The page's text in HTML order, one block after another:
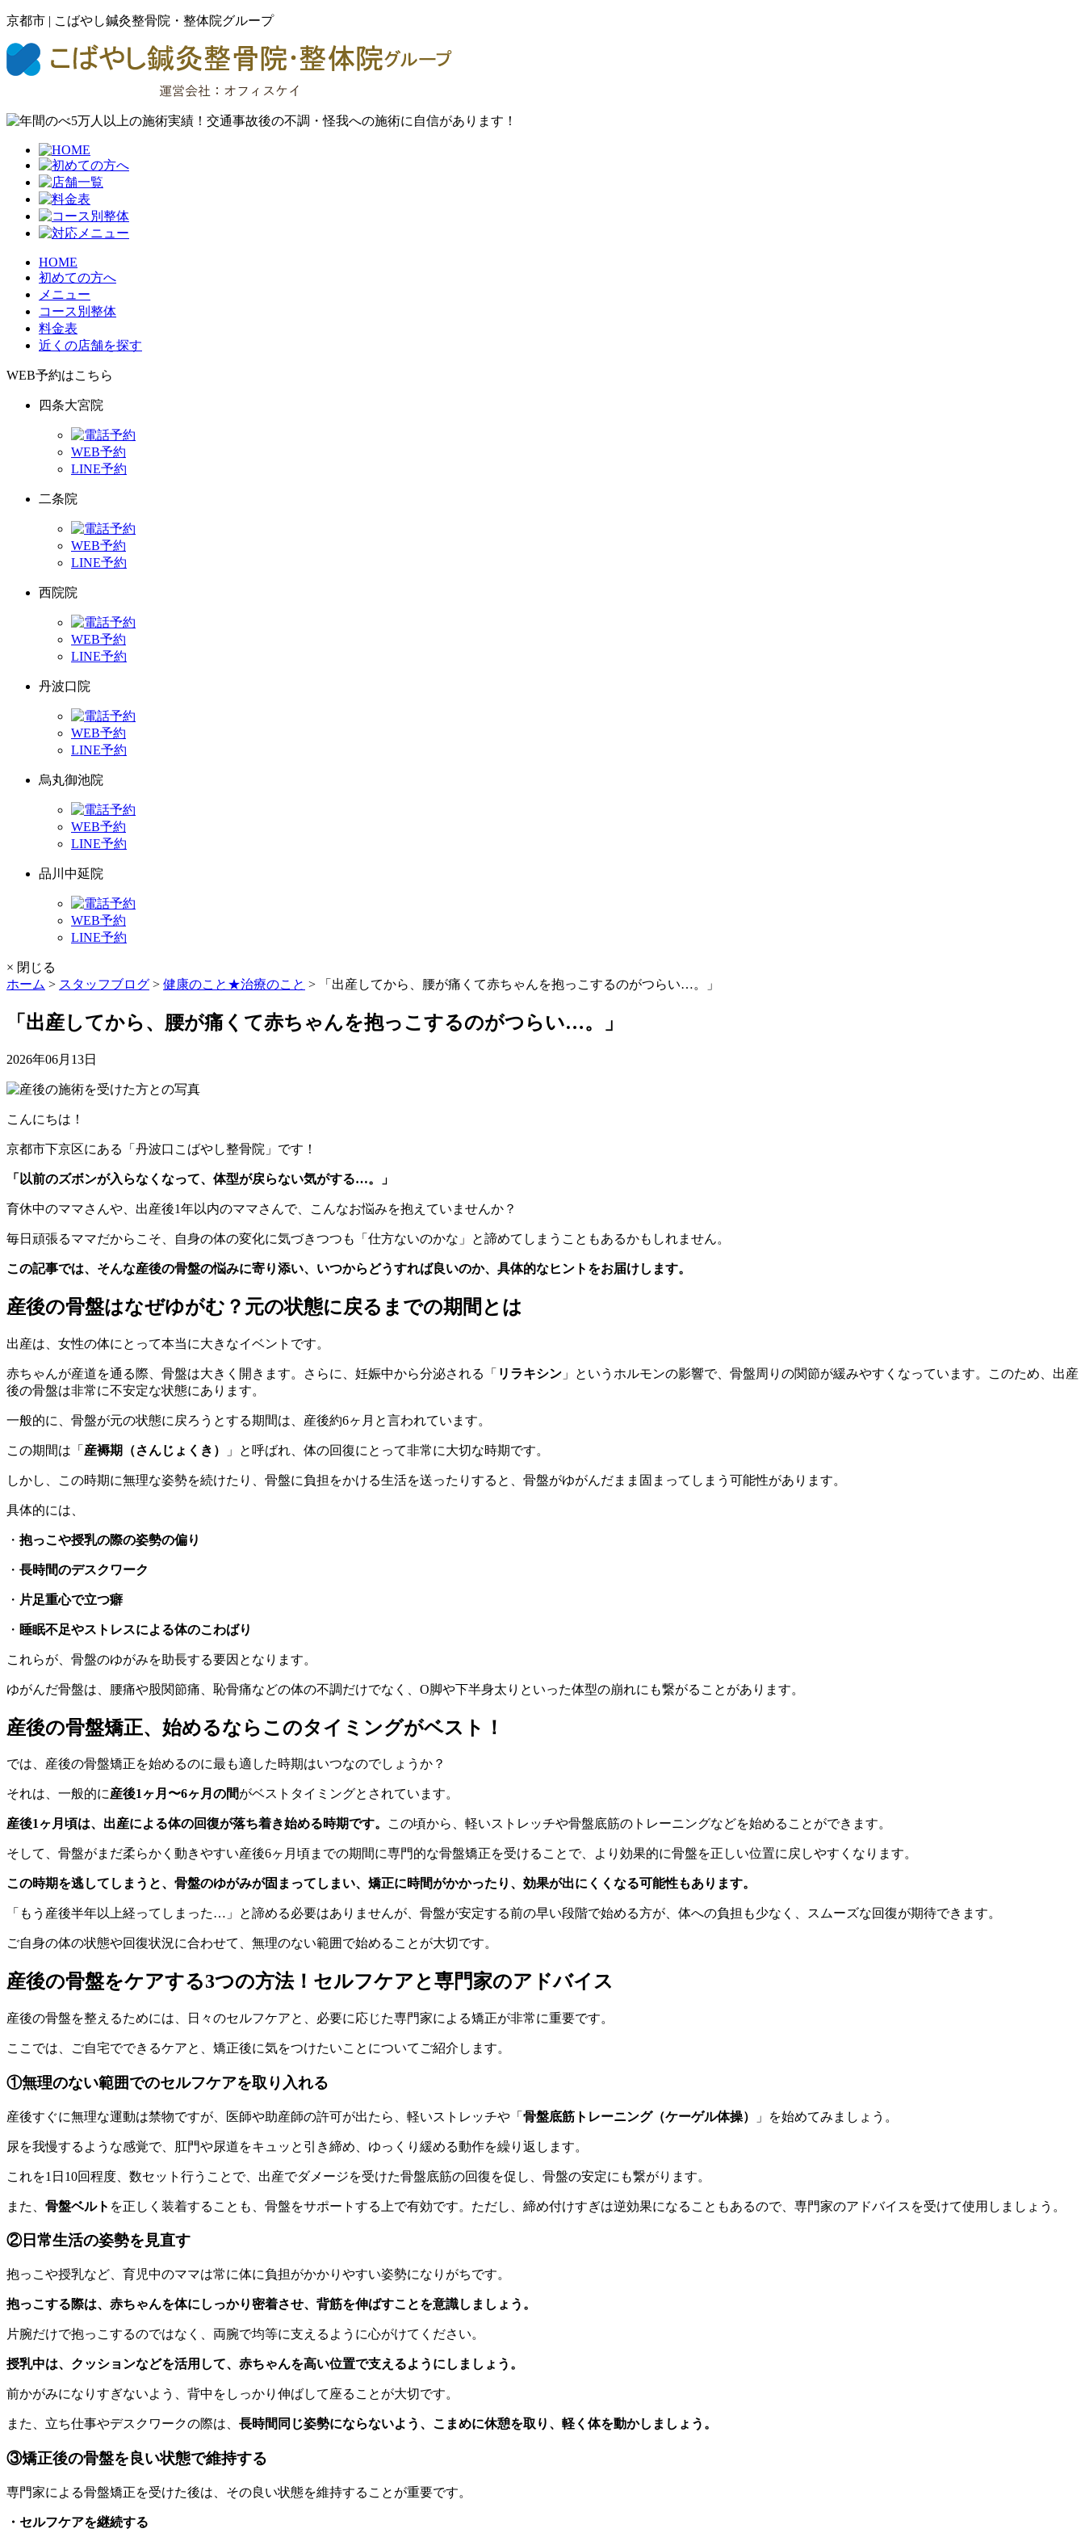
京都市 | こばやし鍼灸整骨院・整体院グループ
HOME
初めての方へ
メニュー
コース別整体
料金表
近くの店舗を探す
WEB予約はこちら
四条大宮院
WEB予約
LINE予約
二条院
WEB予約
LINE予約
西院院
WEB予約
LINE予約
丹波口院
WEB予約
LINE予約
烏丸御池院
WEB予約
LINE予約
品川中延院
WEB予約
LINE予約
× 閉じる
ホーム > スタッフブログ > 健康のこと★治療のこと > 「出産してから、腰が痛くて赤ちゃんを抱っこするのがつらい…。」
「出産してから、腰が痛くて赤ちゃんを抱っこするのがつらい…。」
2026年06月13日
こんにちは！
京都市下京区にある「丹波口こばやし整骨院」です！
「以前のズボンが入らなくなって、体型が戻らない気がする…。」
育休中のママさんや、出産後1年以内のママさんで、こんなお悩みを抱えていませんか？
毎日頑張るママだからこそ、自身の体の変化に気づきつつも「仕方ないのかな」と諦めてしまうこともあるかもしれません。
この記事では、そんな産後の骨盤の悩みに寄り添い、いつからどうすれば良いのか、具体的なヒントをお届けします。
産後の骨盤はなぜゆがむ？元の状態に戻るまでの期間とは
出産は、女性の体にとって本当に大きなイベントです。
赤ちゃんが産道を通る際、骨盤は大きく開きます。さらに、妊娠中から分泌される「 リラキシン 」というホルモンの影響で、骨盤周りの関節が緩みやすくなっています。このため、出産
後の骨盤は非常に不安定な状態にあります。
一般的に、骨盤が元の状態に戻ろうとする期間は、産後約6ヶ月と言われています。
この期間は「 産褥期（さんじょくき） 」と呼ばれ、体の回復にとって非常に大切な時期です。
しかし、この時期に無理な姿勢を続けたり、骨盤に負担をかける生活を送ったりすると、骨盤がゆがんだまま固まってしまう可能性があります。
具体的には、
・ 抱っこや授乳の際の姿勢の偏り
・ 長時間のデスクワーク
・ 片足重心で立つ癖
・ 睡眠不足やストレスによる体のこわばり
これらが、骨盤のゆがみを助長する要因となります。
ゆがんだ骨盤は、腰痛や股関節痛、恥骨痛などの体の不調だけでなく、O脚や下半身太りといった体型の崩れにも繋がることがあります。
産後の骨盤矯正、始めるならこのタイミングがベスト！
では、産後の骨盤矯正を始めるのに最も適した時期はいつなのでしょうか？
それは、一般的に産後1ヶ月〜6ヶ月の間がベストタイミングとされています。
産後1ヶ月頃は、出産による体の回復が落ち着き始める時期です。 この頃から、軽いストレッチや骨盤底筋のトレーニングなどを始めることができます。
そして、骨盤がまだ柔らかく動きやすい産後6ヶ月頃までの期間に専門的な骨盤矯正を受けることで、より効果的に骨盤を正しい位置に戻しやすくなります。
この時期を逃してしまうと、骨盤のゆがみが固まってしまい、矯正に時間がかかったり、効果が出にくくなる可能性もあります。
「もう産後半年以上経ってしまった…」と諦める必要はありませんが、骨盤が安定する前の早い段階で始める方が、体への負担も少なく、スムーズな回復が期待できます。
ご自身の体の状態や回復状況に合わせて、無理のない範囲で始めることが大切です。
産後の骨盤をケアする3つの方法！セルフケアと専門家のアドバイス
産後の骨盤を整えるためには、日々のセルフケアと、必要に応じた専門家による矯正が非常に重要です。
ここでは、ご自宅でできるケアと、矯正後に気をつけたいことについてご紹介します。
①無理のない範囲でのセルフケアを取り入れる
産後すぐに無理な運動は禁物ですが、医師や助産師の許可が出たら、軽いストレッチや「 骨盤底筋トレーニング（ケーゲル体操） 」を始めてみましょう。
尿を我慢するような感覚で、肛門や尿道をキュッと引き締め、ゆっくり緩める動作を繰り返します。
これを1日10回程度、数セット行うことで、出産でダメージを受けた骨盤底筋の回復を促し、骨盤の安定にも繋がります。
また、 骨盤ベルト を正しく装着することも、骨盤をサポートする上で有効です。ただし、締め付けすぎは逆効果になることもあるので、専門家のアドバイスを受けて使用しましょう。
②日常生活の姿勢を見直す
抱っこや授乳など、育児中のママは常に体に負担がかかりやすい姿勢になりがちです。
抱っこする際は、赤ちゃんを体にしっかり密着させ、背筋を伸ばすことを意識しましょう。
片腕だけで抱っこするのではなく、両腕で均等に支えるように心がけてください。
授乳中は、クッションなどを活用して、赤ちゃんを高い位置で支えるようにしましょう。
前かがみになりすぎないよう、背中をしっかり伸ばして座ることが大切です。
また、立ち仕事やデスクワークの際は、 長時間同じ姿勢にならないよう、こまめに休憩を取り、軽く体を動かしましょう。
③矯正後の骨盤を良い状態で維持する
専門家による骨盤矯正を受けた後は、その良い状態を維持することが重要です。
・セルフケアを継続する